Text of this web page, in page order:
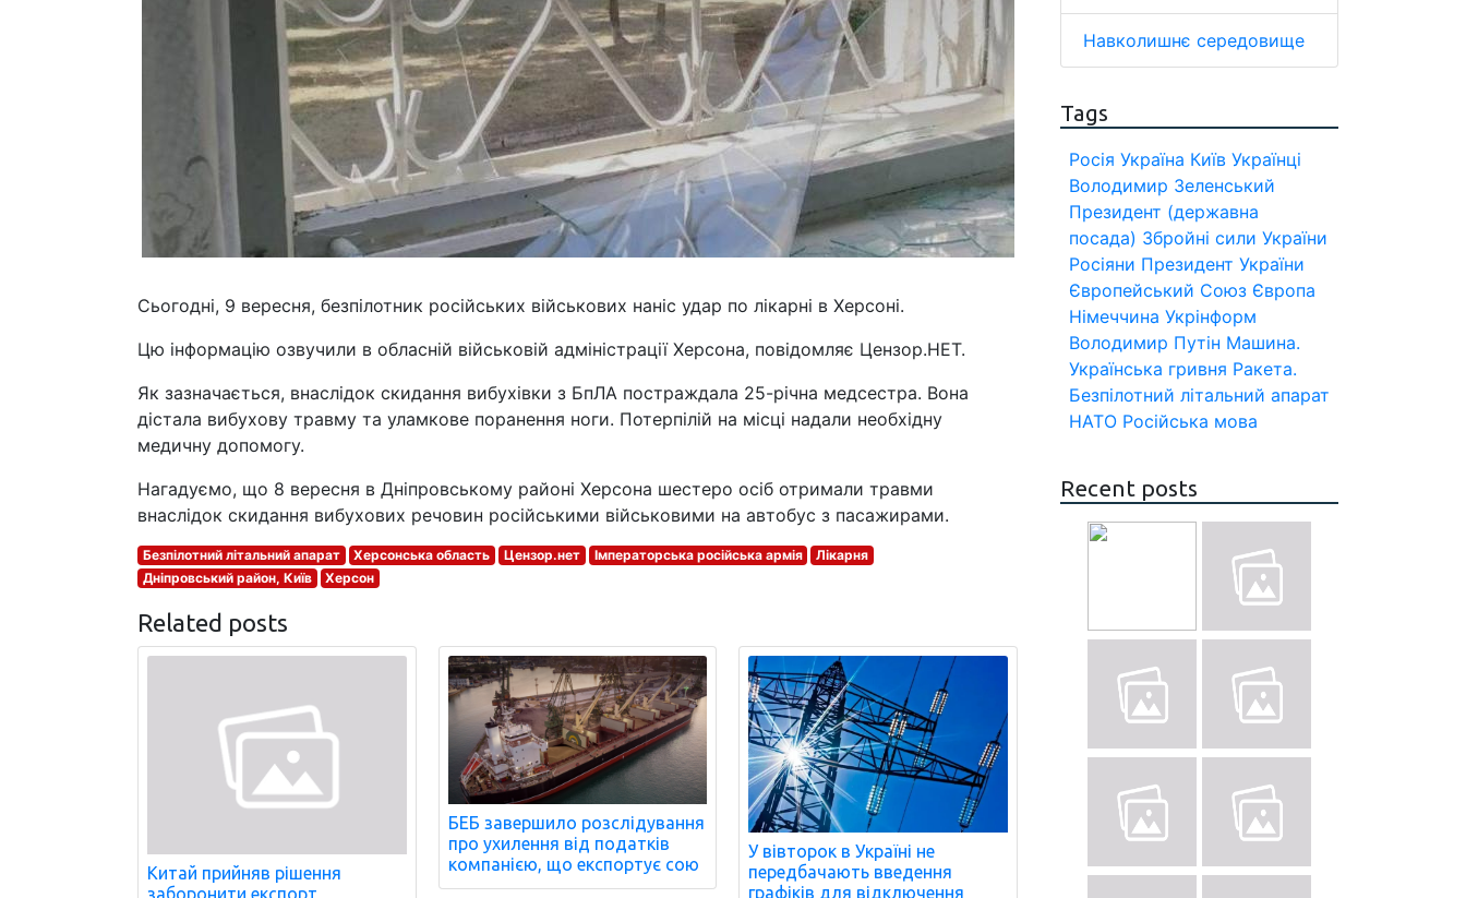
Сьогодні, 9 вересня, безпілотник російських військових наніс удар по лікарні в Херсоні.
Цю інформацію озвучили в обласній військовій адміністрації Херсона, повідомляє Цензор.НЕТ.
Як зазначається, внаслідок скидання вибухівки з БпЛА постраждала 25-річна медсестра. Вона
дістала вибухову травму та уламкове поранення ноги. Потерпілій на місці надали необхідну
медичну допомогу.
Нагадуємо, що 8 вересня в Дніпровському районі Херсона шестеро осіб отримали травми
внаслідок скидання вибухових речовин російськими військовими на автобус з пасажирами.
Безпілотний літальний апарат Херсонська область Цензор.нет Імператорська російська армія
Лікарня
Дніпровський район, Київ
Херсон
Related posts
Китай прийняв рішення
заборонити експорт
БЕБ завершило розслідування
про ухилення від податків
компанією, що експортує сою
У вівторок в Україні не
передбачають введення
графіків для відключення
Навколишнє середовище
Tags
Росія Україна Київ Українці
Володимир Зеленський
Президент (державна
посада) Збройні сили України
Росіяни Президент України
Європейський Союз Європа
Німеччина Укрінформ
Володимир Путін Машина.
Українська гривня Ракета.
Безпілотний літальний апарат
НАТО Російська мова
Recent posts